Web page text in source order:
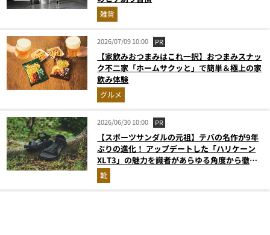
雑貨
2026/07/09 10:00 PR
【家飲みおつまみはこれ一択】おつまみスナッ
ク不二家「ホームサクッと」で簡単＆極上の家
飲み体験
グルメ
2026/06/30 10:00 PR
【スポーツサンダルの元祖】テバの名作が9年
ぶりの進化！ アップデートした「ハリケーン
XLT3」の魅力を識者があらゆる角度から徹底
解説！
靴